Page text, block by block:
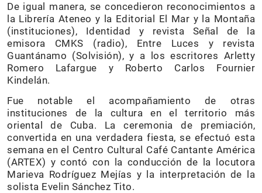
De igual manera, se concedieron reconocimientos a
la Librería Ateneo y la Editorial El Mar y la Montaña
(instituciones), Identidad y revista Señal de la
emisora CMKS (radio), Entre Luces y revista
Guantánamo (Solvisión), y a los escritores Arletty
Romero Lafargue y Roberto Carlos Fournier
Kindelán.
Fue notable el acompañamiento de otras
instituciones de la cultura en el territorio más
oriental de Cuba. La ceremonia de premiación,
convertida en una verdadera fiesta, se efectuó esta
semana en el Centro Cultural Café Cantante América
(ARTEX) y contó con la conducción de la locutora
Marieva Rodríguez Mejías y la interpretación de la
solista Evelin Sánchez Tito.